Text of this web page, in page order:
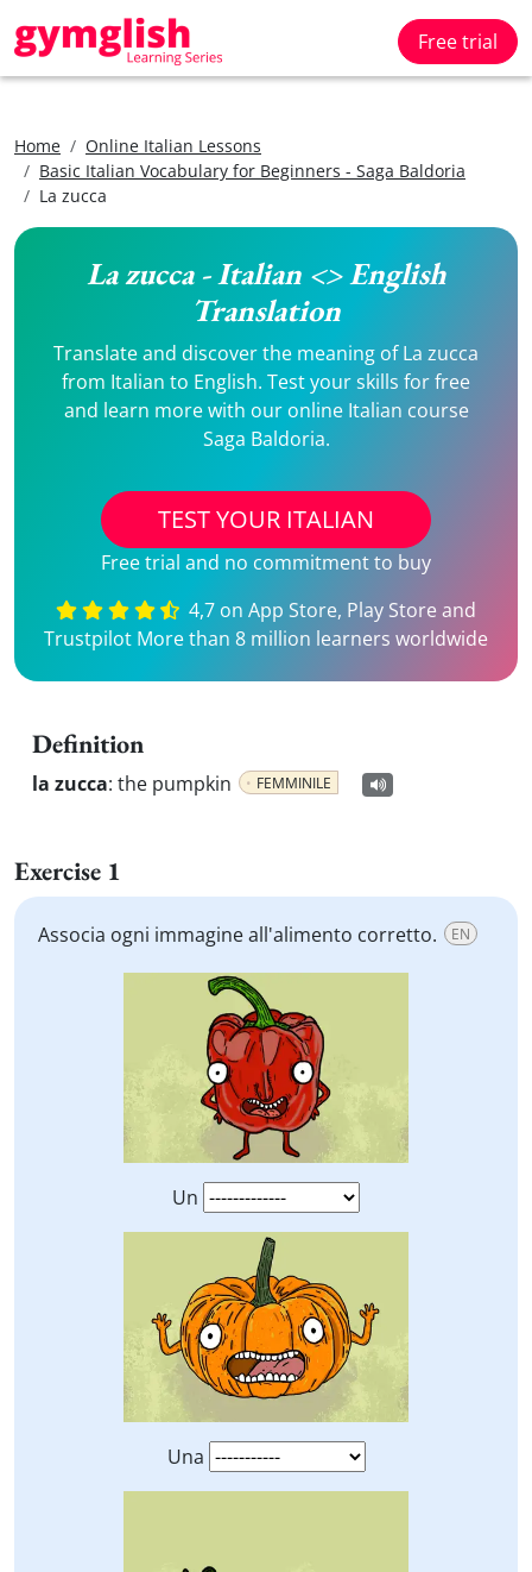
Free trial
Home
Online Italian Lessons
Basic Italian Vocabulary for Beginners - Saga Baldoria
La zucca
La zucca - Italian <> English
Translation
Translate and discover the meaning of La zucca
from Italian to English. Test your skills for free
and learn more with our online Italian course
Saga Baldoria.
TEST YOUR ITALIAN
Free trial and no commitment to buy
4,7 on App Store, Play Store and
Trustpilot More than 8 million learners worldwide
Definition
la zucca: the pumpkin FEMMINILE
Exercise 1
Associa ogni immagine all'alimento corretto. EN
Un
Una